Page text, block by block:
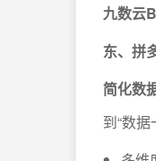
九数云
东、拼
简化数
到“数